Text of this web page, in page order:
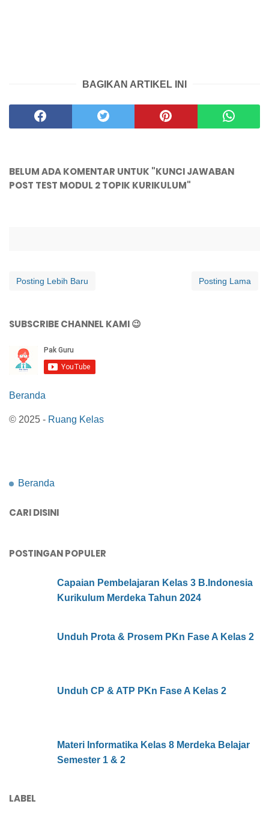
BAGIKAN ARTIKEL INI
BELUM ADA KOMENTAR UNTUK "KUNCI JAWABAN
POST TEST MODUL 2 TOPIK KURIKULUM"
Posting Lebih Baru Posting Lama
SUBSCRIBE CHANNEL KAMI 😉
Beranda
© 2025 - Ruang Kelas
Beranda
CARI DISINI
POSTINGAN POPULER
Capaian Pembelajaran Kelas 3 B.Indonesia
Kurikulum Merdeka Tahun 2024
Unduh Prota & Prosem PKn Fase A Kelas 2
Unduh CP & ATP PKn Fase A Kelas 2
Materi Informatika Kelas 8 Merdeka Belajar
Semester 1 & 2
LABEL